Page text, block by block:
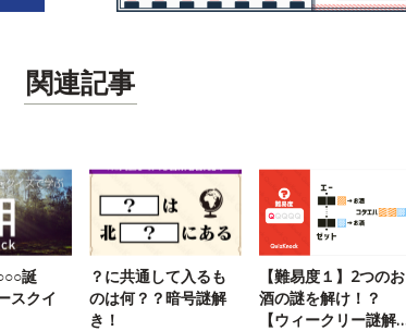
関連記事
誕
スクイ
？に共通して入るも
のは何？？暗号謎解
き！
【難易度１】2つのお
酒の謎を解け！？
【ウィークリー謎解